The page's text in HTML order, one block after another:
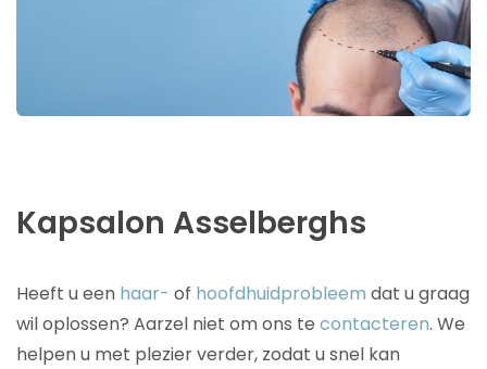
Kapsalon Asselberghs
Heeft u een haar- of hoofdhuidprobleem dat u graag
wil oplossen? Aarzel niet om ons te contacteren. We
helpen u met plezier verder, zodat u snel kan